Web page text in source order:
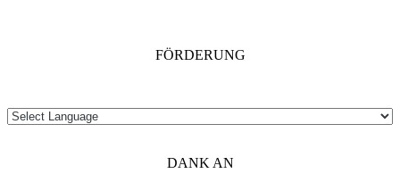
FÖRDERUNG
DANK AN